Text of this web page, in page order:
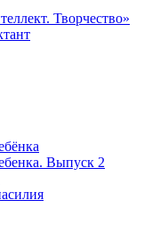
Творчество»
Выпуск 2